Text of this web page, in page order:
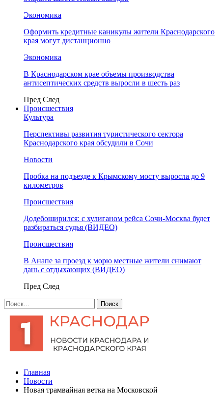
Экономика
Оформить кредитные каникулы жители Краснодарского
края могут дистанционно
Экономика
В Краснодарском крае объемы производства
антисептических средств выросли в шесть раз
Пред След
Происшествия
Культура
Перспективы развития туристического сектора
Краснодарского края обсудили в Сочи
Новости
Пробка на подъезде к Крымскому мосту выросла до 9
километров
Происшествия
Додебоширился: с хулиганом рейса Сочи-Москва будет
разбираться судья (ВИДЕО)
Происшествия
В Анапе за проезд к морю местные жители снимают
дань с отдыхающих (ВИДЕО)
Пред След
Главная
Новости
Новая трамвайная ветка на Московской